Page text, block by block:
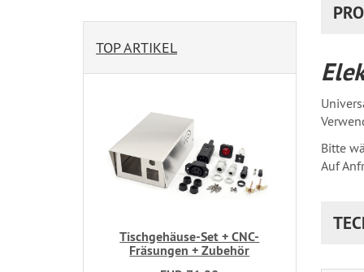
Bitte
Auf
TOP ARTIKEL
Tischgehäuse-Set + CNC-
Fräsungen + Zubehör